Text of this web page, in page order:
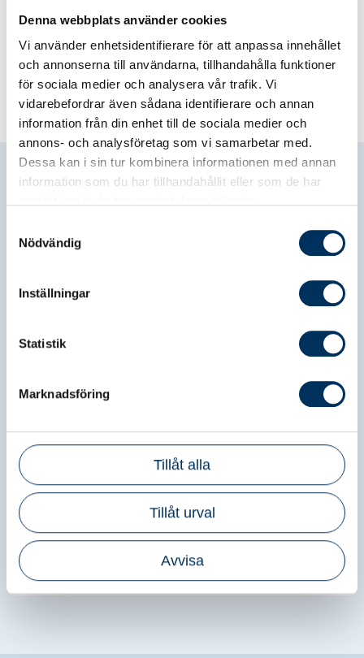
Denna webbplats använder cookies
Vi använder enhetsidentifierare för att anpassa innehållet
och annonserna till användarna, tillhandahålla funktioner
för sociala medier och analysera vår trafik. Vi
vidarebefordrar även sådana identifierare och annan
information från din enhet till de sociala medier och
annons- och analysföretag som vi samarbetar med.
Dessa kan i sin tur kombinera informationen med annan
information som du har tillhandahållit eller som de har
Nödvändig
Inställningar
Statistik
Marknadsföring
Tillåt alla
Tillåt urval
Avvisa
lång erfarenhet från lönebranschen. Dessa är
två av de mycket viktiga
branschsamverkansgrupper Srf konsulterna
arbetar tillsammans med. Och det finns fler.
Inom Lön
SALK
Srf Lönegrupp
Srf Lönsam
Srf Utbildningsråd Lön